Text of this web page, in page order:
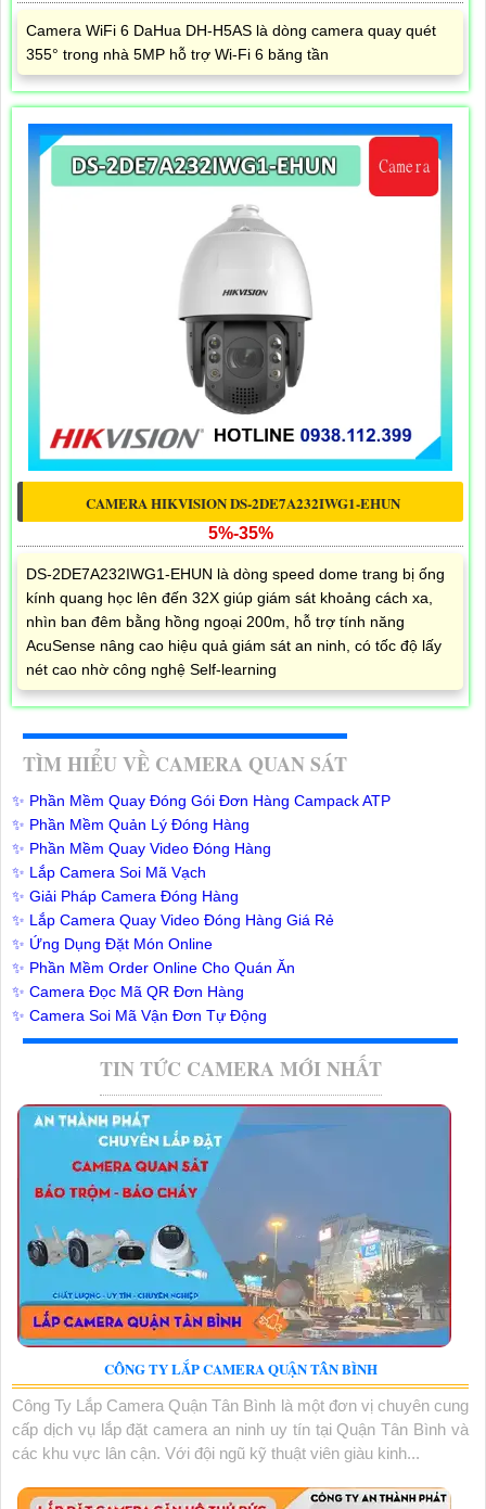
Camera WiFi 6 DaHua DH-H5AS là dòng camera quay quét
355° trong nhà 5MP hỗ trợ Wi-Fi 6 băng tần
CAMERA HIKVISION DS-2DE7A232IWG1-EHUN
5%-35%
DS-2DE7A232IWG1-EHUN là dòng speed dome trang bị ống
kính quang học lên đến 32X giúp giám sát khoảng cách xa,
nhìn ban đêm bằng hồng ngoại 200m, hỗ trợ tính năng
AcuSense nâng cao hiệu quả giám sát an ninh, có tốc độ lấy
nét cao nhờ công nghệ Self-learning
TÌM HIỂU VỀ CAMERA QUAN SÁT
✨ Phần Mềm Quay Đóng Gói Đơn Hàng Campack ATP
✨ Phần Mềm Quản Lý Đóng Hàng
✨ Phần Mềm Quay Video Đóng Hàng
✨ Lắp Camera Soi Mã Vạch
✨ Giải Pháp Camera Đóng Hàng
✨ Lắp Camera Quay Video Đóng Hàng Giá Rẻ
✨ Ứng Dụng Đặt Món Online
✨ Phần Mềm Order Online Cho Quán Ăn
✨ Camera Đọc Mã QR Đơn Hàng
✨ Camera Soi Mã Vận Đơn Tự Động
TIN TỨC CAMERA MỚI NHẤT
CÔNG TY LẮP CAMERA QUẬN TÂN BÌNH
Công Ty Lắp Camera Quận Tân Bình là một đơn vị chuyên cung
cấp dịch vụ lắp đặt camera an ninh uy tín tại Quận Tân Bình và
các khu vực lân cận. Với đội ngũ kỹ thuật viên giàu kinh...